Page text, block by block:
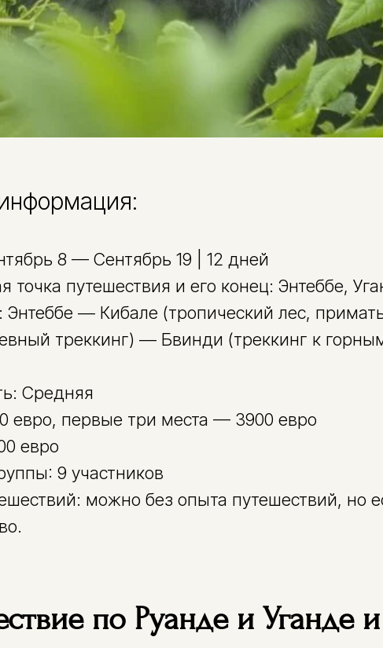
8 — Сентябрь 19 | 12 дней
точка путешествия и его конец: Энтеббе,
— Кибале (тропический лес,
треккинг) — Бвинди (треккинг к
Средняя
евро, первые три места — 3900 евро
евро
9 участников
можно без опыта путешествий, но
по Руанде и Уганде